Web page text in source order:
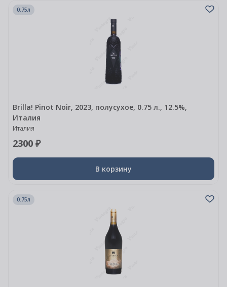
0.75л
Brilla! Pinot Noir, 2023, полусухое, 0.75 л., 12.5%,
Италия
Италия
2300 ₽
В корзину
0.75л